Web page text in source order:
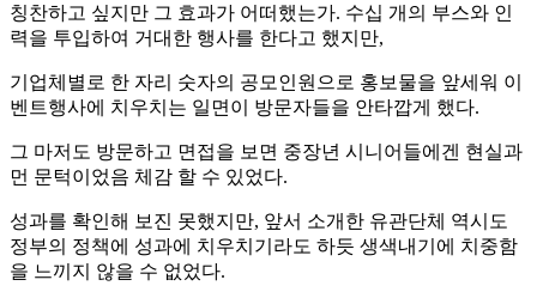
칭찬하고 싶지만 그 효과가 어떠했는가. 수십 개의 부스와 인
력을 투입하여 거대한 행사를 한다고 했지만,
기업체별로 한 자리 숫자의 공모인원으로 홍보물을 앞세워 이
벤트행사에 치우치는 일면이 방문자들을 안타깝게 했다.
그 마저도 방문하고 면접을 보면 중장년 시니어들에겐 현실과
먼 문턱이었음 체감 할 수 있었다.
성과를 확인해 보진 못했지만, 앞서 소개한 유관단체 역시도
정부의 정책에 성과에 치우치기라도 하듯 생색내기에 치중함
을 느끼지 않을 수 없었다.